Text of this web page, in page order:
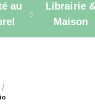
au
Librairie
Maison